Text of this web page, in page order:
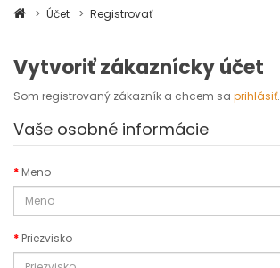
Účet
Registrovať
Vytvoriť zákaznícky účet
Som registrovaný zákazník a chcem sa prihlásiť.
Vaše osobné informácie
Meno
Priezvisko